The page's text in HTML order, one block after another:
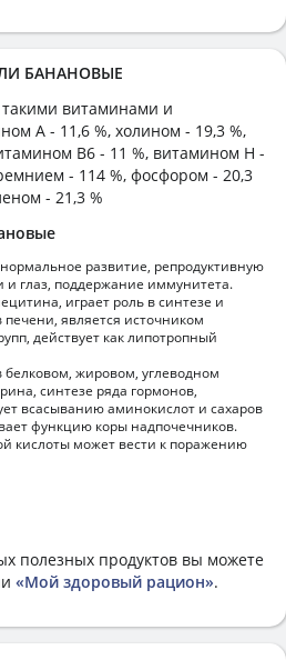
БАНАНОВЫЕ
такими витаминами и
А - 11,6 %, холином - 19,3 %,
B6 - 11 %, витамином H -
- 114 %, фосфором - 20,3
- 21,3 %
развитие, репродуктивную
глаз, поддержание иммунитета.
играет роль в синтезе и
является источником
действует как липотропный
белковом, жировом, углеводном
синтезе ряда гормонов,
всасыванию аминокислот и сахаров
функцию коры надпочечников.
кислоты может вести к поражению
полезных продуктов вы можете
«Мой здоровый рацион».